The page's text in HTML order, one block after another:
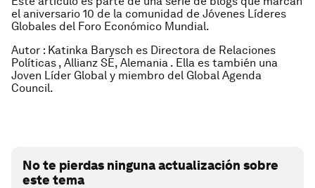
el aniversario 10 de la comunidad de Jóvenes Líderes
Globales del Foro Económico Mundial.
Autor : Katinka Barysch es Directora de Relaciones
Políticas , Allianz SE, Alemania . Ella es también una
Joven Líder Global y miembro del Global Agenda
Council.
No te pierdas ninguna actualización sobre
este tema